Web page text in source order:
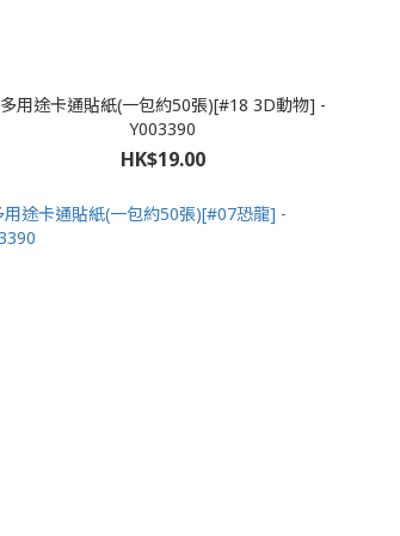
多用途卡通貼紙(一包約50張)[#18 3D動物] -
Y003390
HK$19.00